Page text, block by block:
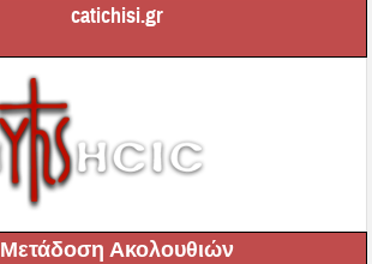
catichisi.gr
Μετάδοση Ακολουθιών